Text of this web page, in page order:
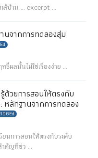
ล้บ้าน ...excerpt ...
นจากการทดลองสุ่ม
ผลนั้นไม่ใช่เรื่องง่าย ...
ด้วยการสอนให้ตรงกับ
หลักฐานจากการทดลอง
ยนการสอนให้ตรงกับระดับ
ำคัญที่ช่ว ...